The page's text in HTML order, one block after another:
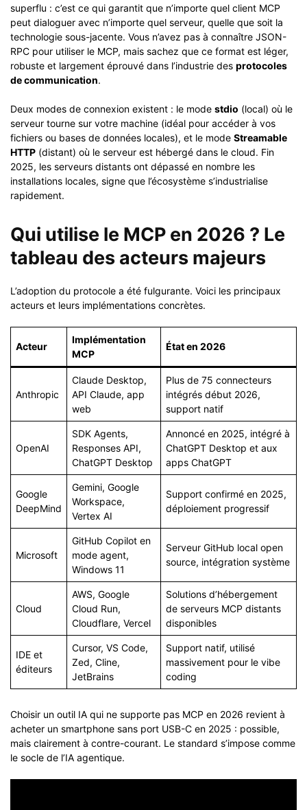
superflu : c’est ce qui garantit que n’importe quel client MCP
peut dialoguer avec n’importe quel serveur, quelle que soit la
technologie sous-jacente. Vous n’avez pas à connaître JSON-
RPC pour utiliser le MCP, mais sachez que ce format est léger,
robuste et largement éprouvé dans l’industrie des protocoles
de communication.
Deux modes de connexion existent : le mode stdio (local) où le
serveur tourne sur votre machine (idéal pour accéder à vos
fichiers ou bases de données locales), et le mode Streamable
HTTP (distant) où le serveur est hébergé dans le cloud. Fin
2025, les serveurs distants ont dépassé en nombre les
installations locales, signe que l’écosystème s’industrialise
rapidement.
Qui utilise le MCP en 2026 ? Le
tableau des acteurs majeurs
L’adoption du protocole a été fulgurante. Voici les principaux
acteurs et leurs implémentations concrètes.
Acteur
Implémentation
MCP
État en 2026
Anthropic
Claude Desktop,
API Claude, app
web
Plus de 75 connecteurs
intégrés début 2026,
support natif
OpenAI
SDK Agents,
Responses API,
ChatGPT Desktop
Annoncé en 2025, intégré à
ChatGPT Desktop et aux
apps ChatGPT
Google
DeepMind
Gemini, Google
Workspace,
Vertex AI
Support confirmé en 2025,
déploiement progressif
Microsoft
GitHub Copilot en
mode agent,
Windows 11
Serveur GitHub local open
source, intégration système
Cloud
AWS, Google
Cloud Run,
Cloudflare, Vercel
Solutions d’hébergement
de serveurs MCP distants
disponibles
IDE et
éditeurs
Cursor, VS Code,
Zed, Cline,
JetBrains
Support natif, utilisé
massivement pour le vibe
coding
Choisir un outil IA qui ne supporte pas MCP en 2026 revient à
acheter un smartphone sans port USB-C en 2025 : possible,
mais clairement à contre-courant. Le standard s’impose comme
le socle de l’IA agentique.